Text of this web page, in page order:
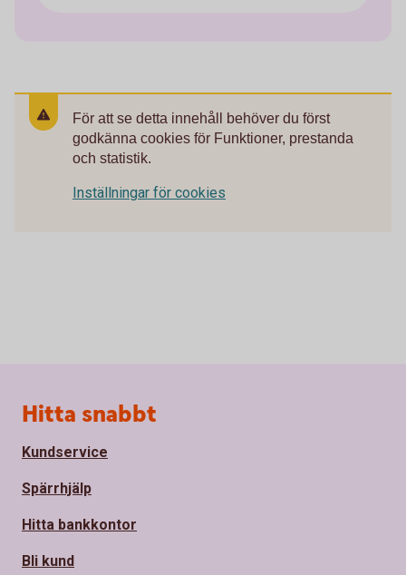
För att se detta innehåll behöver du först
godkänna cookies för Funktioner, prestanda
och statistik.
Inställningar för cookies
Sidfot
Hitta snabbt
Kundservice
Spärrhjälp
Hitta bankkontor
Bli kund